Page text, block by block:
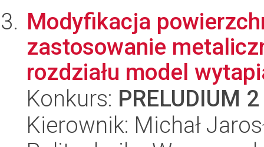
Modyfikacja
zastosowanie
rozdziału model
Konkurs: PRELUDIUM 2
Kierownik: Michał